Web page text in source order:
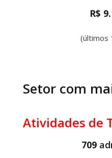
R$
(últimos
Setor com
Atividades de
709